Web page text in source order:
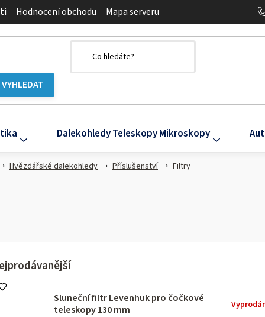
Hodnocení obchodu Mapa serveru
Dalekohledy Teleskopy Mikroskopy
Hvězdářské dalekohledy Příslušenství Filtry
Sluneční filtr Levenhuk pro čočkové
teleskopy 130 mm